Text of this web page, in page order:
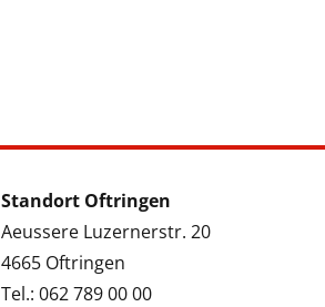
Standort Oftringen
Aeussere Luzernerstr. 20
4665 Oftringen
Tel.: 062 789 00 00